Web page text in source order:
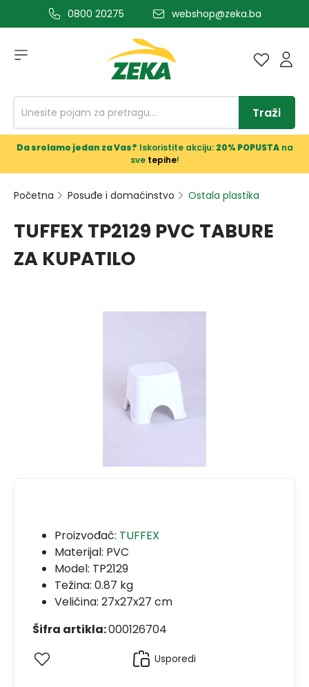
glavni sadržaj0800 20275 webshop@zeka.ba
Traži
Da srolamo jedan za Vas? Iskoristite akciju: 20% POPUSTAna
sve tepihe!
Početna Posuđe i domaćinstvo Ostala plastika
TUFFEX TP2129 PVC TABURE
ZA KUPATILO
Proizvođač: TUFFEX
Materijal: PVC
Model: TP2129
Težina: 0.87 kg
Veličina: 27x27x27 cm
Šifra artikla:000126704
Usporedi